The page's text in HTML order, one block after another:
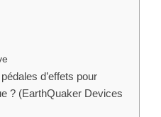
d’effets pour
? (EarthQuaker Devices